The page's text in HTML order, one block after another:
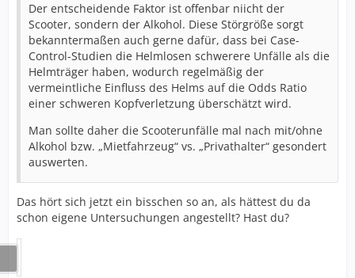
Der entscheidende Faktor ist offenbar niicht der
Scooter, sondern der Alkohol. Diese Störgröße sorgt
bekanntermaßen auch gerne dafür, dass bei Case-
Control-Studien die Helmlosen schwerere Unfälle als die
Helmträger haben, wodurch regelmäßig der
vermeintliche Einfluss des Helms auf die Odds Ratio
einer schweren Kopfverletzung überschätzt wird.
Man sollte daher die Scooterunfälle mal nach mit/ohne
Alkohol bzw. „Mietfahrzeug“ vs. „Privathalter“ gesondert
auswerten.
Das hört sich jetzt ein bisschen so an, als hättest du da
schon eigene Untersuchungen angestellt? Hast du?